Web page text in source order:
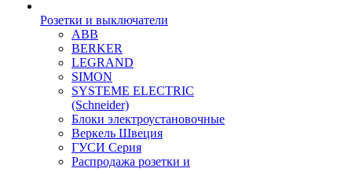
Розетки и выключатели
ABB
BERKER
LEGRAND
SIMON
SYSTEME ELECTRIC
(Schneider)
Блоки электроустановочные
Веркель Швеция
ГУСИ Серия
Распродажа розетки и